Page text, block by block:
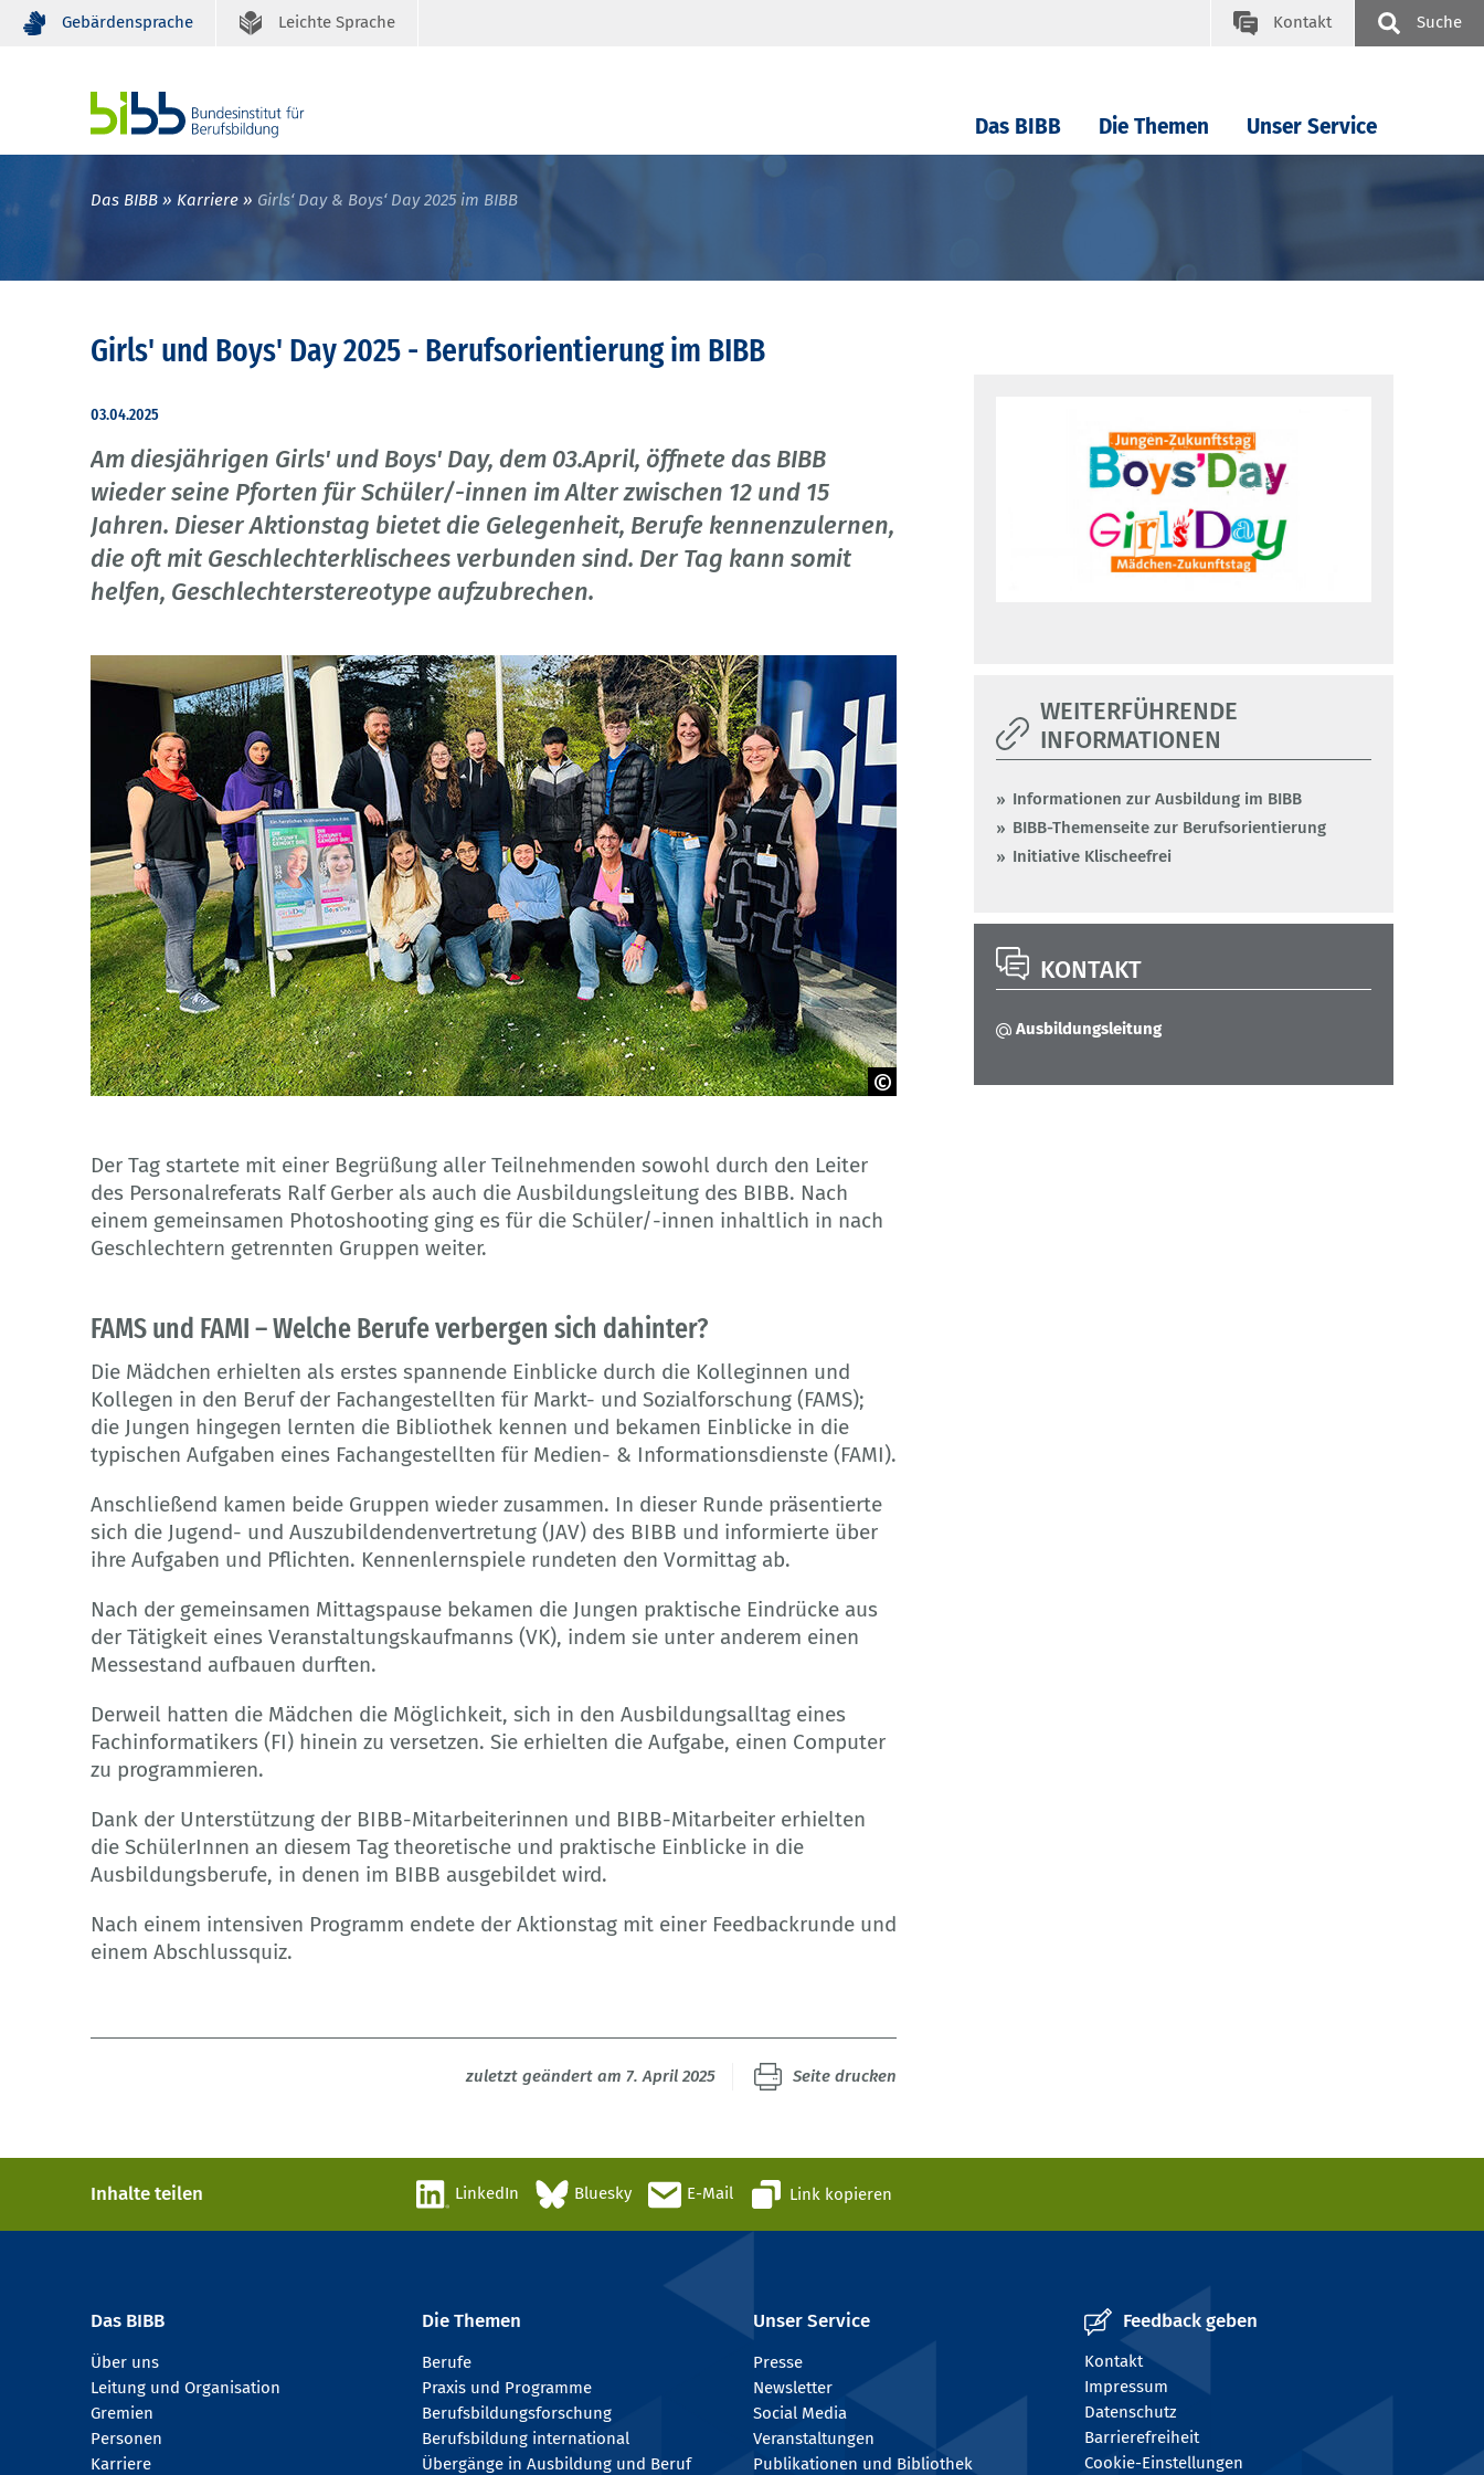
Gebärdensprache Leichte Sprache Kontakt Suche
Das BIBB Die Themen Unser Service
Das BIBB Karriere Girls‘ Day & Boys‘ Day 2025 im BIBB
Girls' und Boys' Day 2025 - Berufsorientierung im BIBB
03.04.2025
Am diesjährigen Girls' und Boys' Day, dem 03.April, öffnete das BIBB
wieder seine Pforten für Schüler/-innen im Alter zwischen 12 und 15
Jahren. Dieser Aktionstag bietet die Gelegenheit, Berufe kennenzulernen,
die oft mit Geschlechterklischees verbunden sind. Der Tag kann somit
helfen, Geschlechterstereotype aufzubrechen.
Der Tag startete mit einer Begrüßung aller Teilnehmenden sowohl durch den Leiter
des Personalreferats Ralf Gerber als auch die Ausbildungsleitung des BIBB. Nach
einem gemeinsamen Photoshooting ging es für die Schüler/-innen inhaltlich in nach
Geschlechtern getrennten Gruppen weiter.
FAMS und FAMI – Welche Berufe verbergen sich dahinter?
Die Mädchen erhielten als erstes spannende Einblicke durch die Kolleginnen und
Kollegen in den Beruf der Fachangestellten für Markt- und Sozialforschung (FAMS);
die Jungen hingegen lernten die Bibliothek kennen und bekamen Einblicke in die
typischen Aufgaben eines Fachangestellten für Medien- & Informationsdienste (FAMI).
Anschließend kamen beide Gruppen wieder zusammen. In dieser Runde präsentierte
sich die Jugend- und Auszubildendenvertretung (JAV) des BIBB und informierte über
ihre Aufgaben und Pflichten. Kennenlernspiele rundeten den Vormittag ab.
Nach der gemeinsamen Mittagspause bekamen die Jungen praktische Eindrücke aus
der Tätigkeit eines Veranstaltungskaufmanns (VK), indem sie unter anderem einen
Messestand aufbauen durften.
Derweil hatten die Mädchen die Möglichkeit, sich in den Ausbildungsalltag eines
Fachinformatikers (FI) hinein zu versetzen. Sie erhielten die Aufgabe, einen Computer
zu programmieren.
Dank der Unterstützung der BIBB-Mitarbeiterinnen und BIBB-Mitarbeiter erhielten
die SchülerInnen an diesem Tag theoretische und praktische Einblicke in die
Ausbildungsberufe, in denen im BIBB ausgebildet wird.
Nach einem intensiven Programm endete der Aktionstag mit einer Feedbackrunde und
einem Abschlussquiz.
WEITERFÜHRENDE
INFORMATIONEN
Informationen zur Ausbildung im BIBB
BIBB-Themenseite zur Berufsorientierung
Initiative Klischeefrei
KONTAKT
Ausbildungsleitung
zuletzt geändert am 7. April 2025 Seite drucken
Inhalte teilen LinkedIn Bluesky E-Mail Link kopieren
Das BIBB
Über uns
Leitung und Organisation
Gremien
Personen
Karriere
Die Themen
Berufe
Praxis und Programme
Berufsbildungsforschung
Berufsbildung international
Übergänge in Ausbildung und Beruf
Unser Service
Presse
Newsletter
Social Media
Veranstaltungen
Publikationen und Bibliothek
Feedback geben
Kontakt
Impressum
Datenschutz
Barrierefreiheit
Cookie-Einstellungen